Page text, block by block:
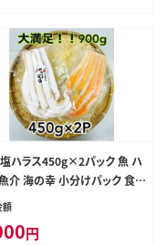
ハラス450g×2パック 魚 ハ
介 海の幸 小分けパック 食べ
イズ 簡単調理 香ばしい ふっく
額
円